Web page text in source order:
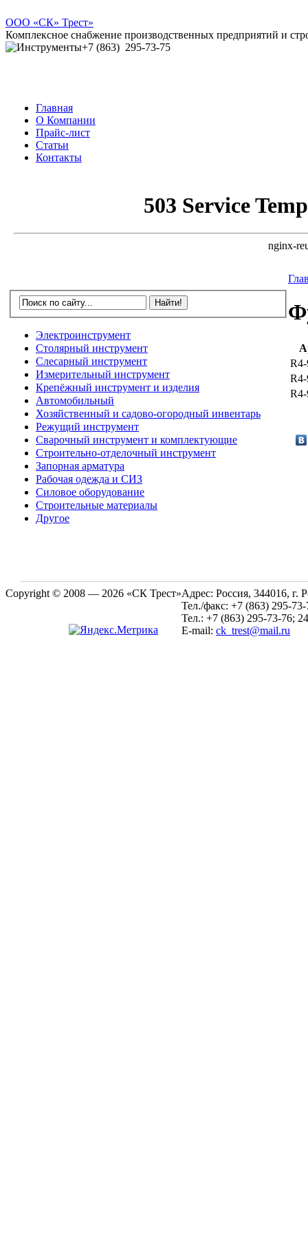
ООО «СК» Трест»
Комплексное снабжение производственных предприятий и
+7 (863) 295-73-75
Главная
О Компании
Прайс-лист
Статьи
Контакты
Электроинструмент
Столярный инструмент
Слесарный инструмент
Измерительный инструмент
Крепёжный инструмент и изделия
Автомобильный
Хозяйственный и садово-огородный инвентарь
Режущий инструмент
Сварочный инструмент и комплектующие
Строительно-отделочный инструмент
Запорная арматура
Рабочая одежда и СИЗ
Силовое оборудование
Строительные материалы
Другое
Copyright © 2008 — 2026 «СК Трест»Адрес: Россия, 344016, г.
Тел./факс: +7 (863) 295-73-
Тел.: +7 (863) 295-73-76;
E-mail: ck_trest@mail.ru